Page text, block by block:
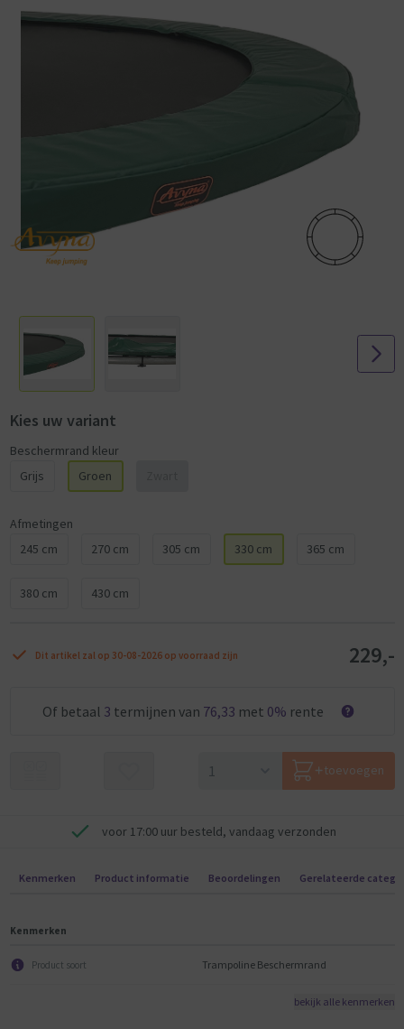
belangrijk om veilig te springen op een trampoline. Bovendien kan een
goed passende rand de levensduur van jouw trampoline verlengen.
Deze Avyna HD trampoline rand is gemaakt van een hoogwaardige
kwaliteit en weerbestendig pvc en is gemakkelijk te monteren op
inbegrepen in de verpakking om de rand vast te maken op jouw
Kies uw variant
Beschermrand kleur
Grijs
Groen
Afmetingen
245 cm
270 cm 305 cm 330 cm 365 cm
380 cm 430 cm
Dit artikel zal op 30-08-2026 op voorraad zijn 229,-
Of betaal 3 termijnen van 76,33 met 0% rente
toevoegen
voor 17:00 uur besteld, vandaag verzonden
Kenmerken Product informatie Beoordelingen Gerelateerde
Kenmerken
Product soort Trampoline Beschermrand
bekijk alle kenmerken